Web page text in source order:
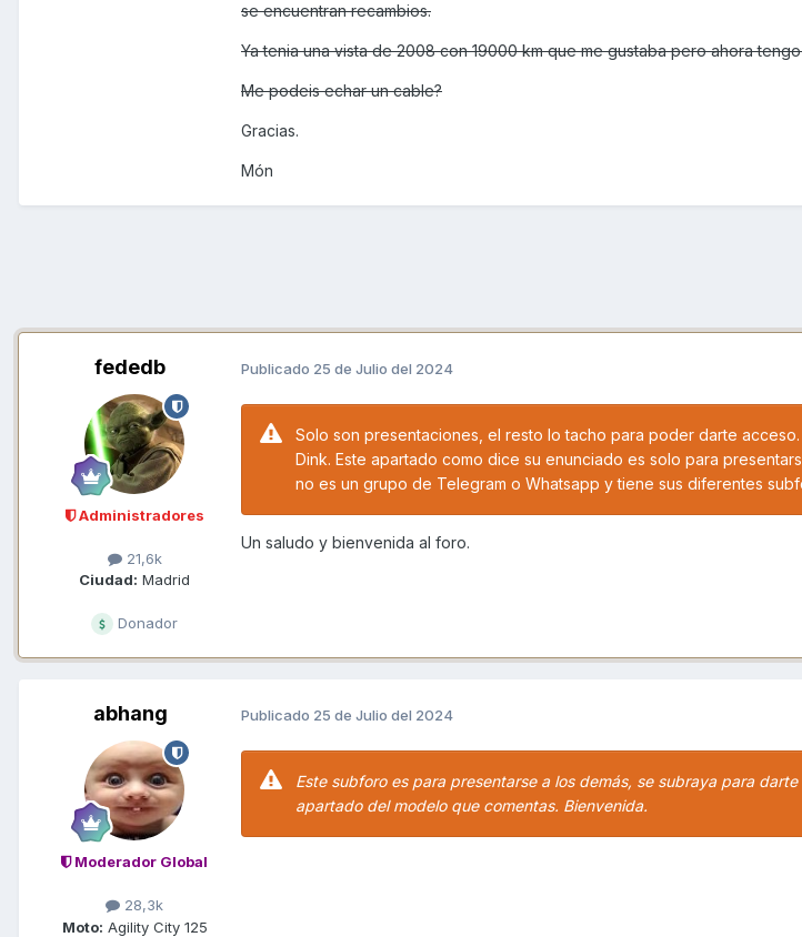
se encuentran recambios.
Ya tenia una vista de 2008 con 19000 km que me gustaba pero ahora
Me podeis echar un cable?
Gracias.
Món
fededb
Administradores
21,6k
Ciudad: Madrid
Donador
Publicado 25 de Julio del 2024
Solo son presentaciones, el resto lo tacho para poder darte
Dink. Este apartado como dice su enunciado es solo para
no es un grupo de Telegram o Whatsapp y tiene sus diferentes
Un saludo y bienvenida al foro.
abhang
Moderador Global
28,3k
Moto: Agility City 125
Publicado 25 de Julio del 2024
Este subforo es para presentarse a los demás, se subraya para
apartado del modelo que comentas. Bienvenida.